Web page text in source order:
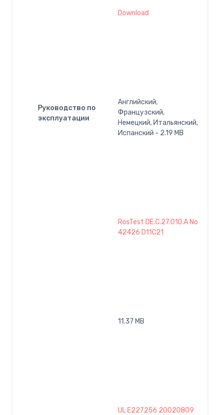
Руководство по
эксплуатации
Download
Английский,
Французский,
Немецкий, Итальянский,
Испанский - 2.19 MB
RosTest DE.C.27.010.A No
42426 D11C21
11.37 MB
UL E227256 20020809